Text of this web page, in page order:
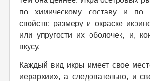
по химическому составу и по
свойств: размеру и окраске
или упругости их оболочек, и,
вкусу.
Каждый вид икры имеет свое
иерархии», а следовательно, и